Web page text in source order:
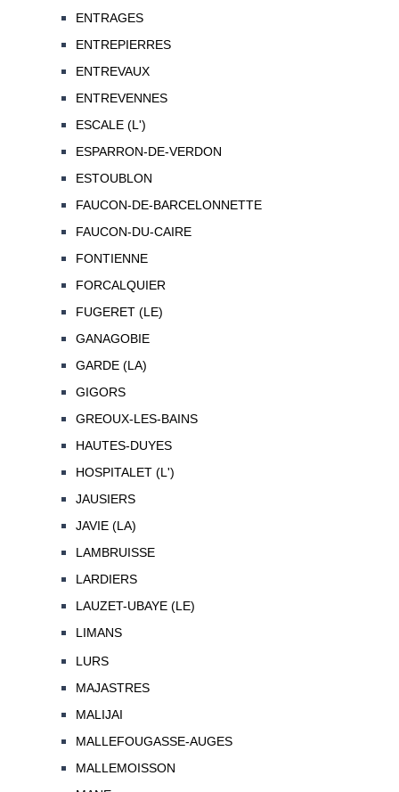
ENTRAGES
ENTREPIERRES
ENTREVAUX
ENTREVENNES
ESCALE (L')
ESPARRON-DE-VERDON
ESTOUBLON
FAUCON-DE-BARCELONNETTE
FAUCON-DU-CAIRE
FONTIENNE
FORCALQUIER
FUGERET (LE)
GANAGOBIE
GARDE (LA)
GIGORS
GREOUX-LES-BAINS
HAUTES-DUYES
HOSPITALET (L')
JAUSIERS
JAVIE (LA)
LAMBRUISSE
LARDIERS
LAUZET-UBAYE (LE)
LIMANS
LURS
MAJASTRES
MALIJAI
MALLEFOUGASSE-AUGES
MALLEMOISSON